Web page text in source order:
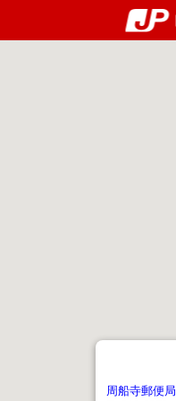
周船寺郵便局